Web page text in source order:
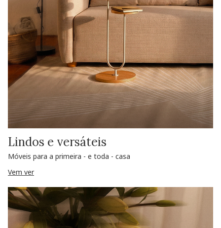
Lindos e versáteis
Móveis para a primeira - e toda - casa
Vem ver